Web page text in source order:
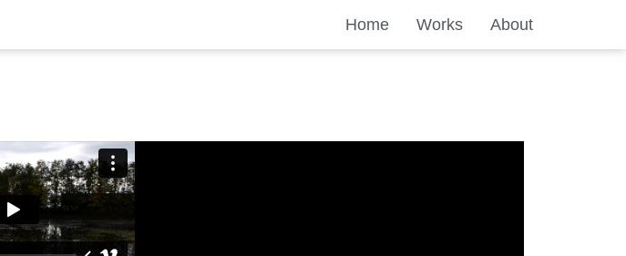
Home Works About